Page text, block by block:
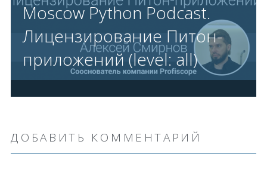
Moscow Python Podcast.
Лицензирование Питон-
приложений (level: all)
ДОБАВИТЬ КОММЕНТАРИЙ